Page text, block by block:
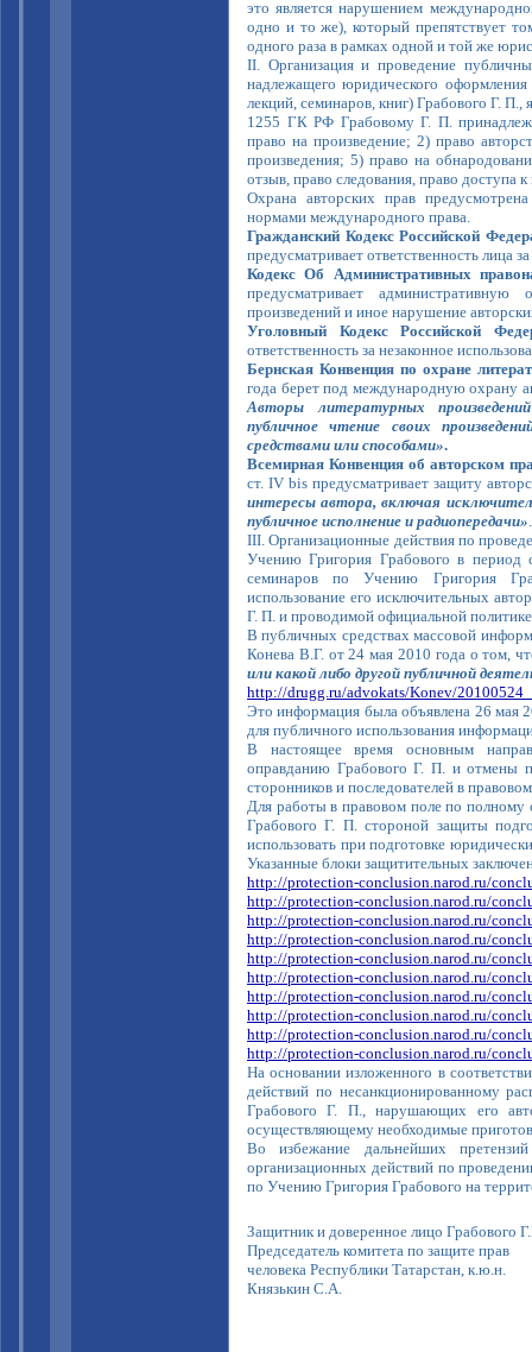
это является нарушением
одно и то же), который препятствует
одного раза в рамках одной и той же
II. Организация и проведение
надлежащего юридического оформления
лекций, семинаров, книг) Грабового Г. П.,
1255 ГК РФ Грабовому Г. П.
право на произведение; 2) право
произведения; 5) право на
отзыв, право следования, право доступа
Охрана авторских прав
нормами международного права.
Гражданский Кодекс Российской
предусматривает ответственность лица
Кодекс Об Административных
предусматривает административную
произведений и иное нарушение
Уголовный Кодекс Российской
ответственность за незаконное
Бернская Конвенция по охране
года берет под международную охрану
Авторы литературных
публичное чтение своих
средствами или способами».
Всемирная Конвенция об авторском
ст. IV bis предусматривает защиту
интересы автора, включая
публичное исполнение и радиопередачи»
III. Организационные действия по
Учению Григория Грабового в период
семинаров по Учению Григория
использование его исключительных
Г. П. и проводимой официальной
В публичных средствах массовой
Конева В.Г. от 24 мая 2010 года о том,
или какой либо другой публичной
http://drugg.ru/advokats/Konev/
Это информация была объявлена 26 мая
для публичного использования
В настоящее время основным
оправданию Грабового Г. П. и отмены
сторонников и последователей в
Для работы в правовом поле по
Грабового Г. П. стороной защиты
использовать при подготовке
Указанные блоки защитительных
http://protection-conclusion.narod.ru/
http://protection-conclusion.narod.ru/
http://protection-conclusion.narod.ru/
http://protection-conclusion.narod.ru/
http://protection-conclusion.narod.ru/
http://protection-conclusion.narod.ru/
http://protection-conclusion.narod.ru/
http://protection-conclusion.narod.ru/
http://protection-conclusion.narod.ru/
http://protection-conclusion.narod.ru/
На основании изложенного в
действий по несанкционированному
Грабового Г. П., нарушающих его
осуществляющему необходимые
Во избежание дальнейших
организационных действий по
по Учению Григория Грабового на
Защитник и доверенное лицо Грабового
Председатель комитета по защите прав
человека Республики Татарстан, к.ю.н.
Князькин С.А.